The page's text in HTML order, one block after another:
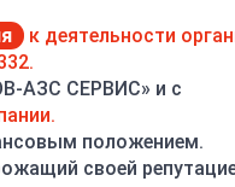
к деятельности
АЗС СЕРВИС» и с
положением.
своей